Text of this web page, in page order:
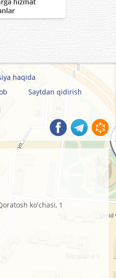
haqida
Saytdan qidirish
ko'chasi, 1